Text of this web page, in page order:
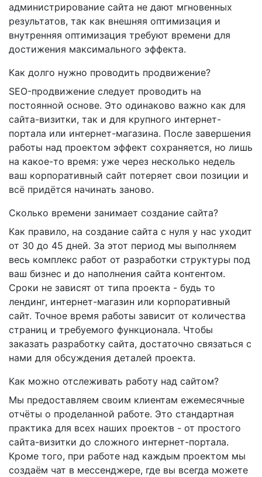
администрирование сайта не дают мгновенных
результатов, так как внешняя оптимизация и
внутренняя оптимизация требуют времени для
достижения максимального эффекта.
Как долго нужно проводить продвижение?
SEO-продвижение следует проводить на
постоянной основе. Это одинаково важно как для
сайта-визитки, так и для крупного интернет-
портала или интернет-магазина. После завершения
работы над проектом эффект сохраняется, но лишь
на какое-то время: уже через несколько недель
ваш корпоративный сайт потеряет свои позиции и
всё придётся начинать заново.
Сколько времени занимает создание сайта?
Как правило, на создание сайта с нуля у нас уходит
от 30 до 45 дней. За этот период мы выполняем
весь комплекс работ от разработки структуры под
ваш бизнес и до наполнения сайта контентом.
Сроки не зависят от типа проекта - будь то
лендинг, интернет-магазин или корпоративный
сайт. Точное время работы зависит от количества
страниц и требуемого функционала. Чтобы
заказать разработку сайта, достаточно связаться с
нами для обсуждения деталей проекта.
Как можно отслеживать работу над сайтом?
Мы предоставляем своим клиентам ежемесячные
отчёты о проделанной работе. Это стандартная
практика для всех наших проектов - от простого
сайта-визитки до сложного интернет-портала.
Кроме того, при работе над каждым проектом мы
создаём чат в мессенджере, где вы всегда можете